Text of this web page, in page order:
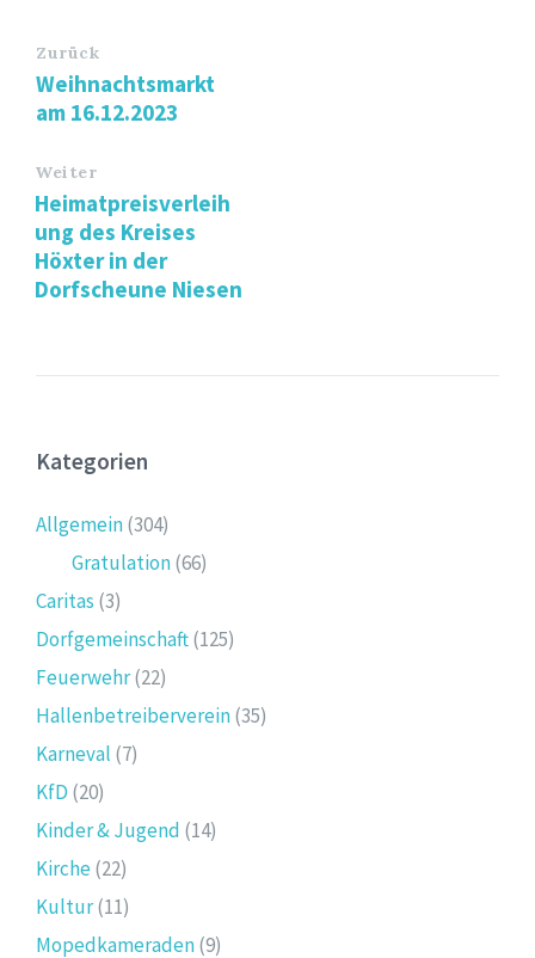
Zurück
Weihnachtsmarkt
am 16.12.2023
Weiter
Heimatpreisverleih
ung des Kreises
Höxter in der
Dorfscheune Niesen
Kategorien
Allgemein(304)
Gratulation(66)
Caritas (3)
Dorfgemeinschaft(125)
Feuerwehr(22)
Hallenbetreiberverein(35)
Karneval (7)
KfD (20)
Kinder & Jugend (14)
Kirche(22)
Kultur(11)
Mopedkameraden(9)